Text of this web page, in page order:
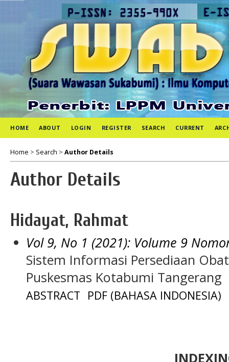
HOME ABOUT LOGIN REGISTER SEARCH CURRENT
Home > Search > Author Details
Author Details
Hidayat, Rahmat
Vol 9, No 1 (2021): Volume 9
Sistem Informasi Persediaan
Puskesmas Kotabumi Tangerang
ABSTRACT PDF (BAHASA INDONESIA)